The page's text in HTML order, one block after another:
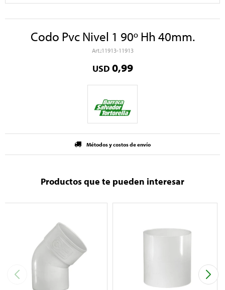
Codo Pvc Nivel 1 90º Hh 40mm.
11913-11913
USD 0,99
Métodos y costos de envío
Productos que te pueden interesar